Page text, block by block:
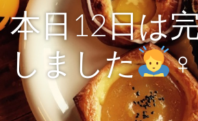
本日12日は
しました
‍♀️